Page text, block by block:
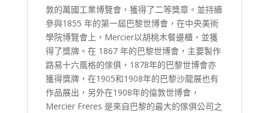
敦的萬國工業博覽會，獲得了二等獎章。並持續
參與1855 年的第一屆巴黎世博會，在中央美術
學院博覽會上，Mercier以胡桃木餐邊櫃，並獲
得了獎牌。在 1867 年的巴黎世博會，主要製作
路易十六風格的傢俱，1878年的巴黎世博會亦
獲得獎牌，在1905和1908年的巴黎沙龍展也有
作品展出，另外在1908年的倫敦世博會，
Mercier Freres 是來自巴黎的最大的傢俱公司之